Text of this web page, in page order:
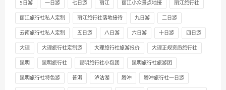
5日游 一日游 七日游 丽江 丽江小众景点地接 丽江旅行社
丽江旅行社私人定制 丽江旅行社落地接待 九日游 二日游
云南旅行社私人定制 五日游 八日游 六日游 十日游 四日游
大理 大理旅行社定制游 大理旅行社旅游报价 大理正规资质旅行社
昆明 昆明旅行社 昆明旅行社小包团 昆明旅行社旅游团
昆明旅行社特色游 普洱 泸沽湖 腾冲 腾冲旅行社一日游